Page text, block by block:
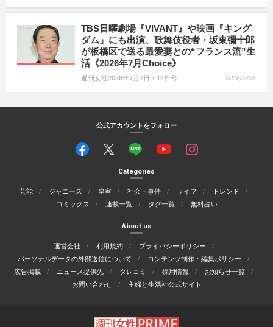
TBS日曜劇場『VIVANT』や映画『キング
ダム』にも出演、歌舞伎役者・坂東彌十郎
が板橋区で送る最愛妻との“フランス流”生
活《2026年7月Choice》
週刊女性2026年7月7日・14日号 2026/7/25
公式アカウントをフォロー
Categories
芸能 ジャニーズ 皇室 社会・事件 ライフ
トレンド
コミックス
連載一覧 タグ一覧 無料占い
About us
運営会社 利用規約
プライバシーポリシー
パーソナルデータの外部送信について
コンテンツ制作・編集ポリシー
広告掲載
ニュース提供先 タレコミ 採用情報
お知らせ一覧
お問い合わせ
主婦と生活社公式サイト